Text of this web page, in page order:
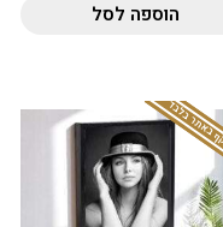
הוספה לסל
בלבד